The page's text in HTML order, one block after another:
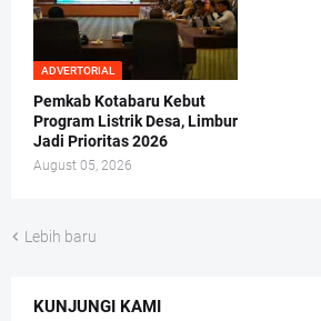
ADVERTORIAL
Pemkab Kotabaru Kebut
Program Listrik Desa, Limbur
Jadi Prioritas 2026
August 05, 2026
Lebih baru
KUNJUNGI KAMI